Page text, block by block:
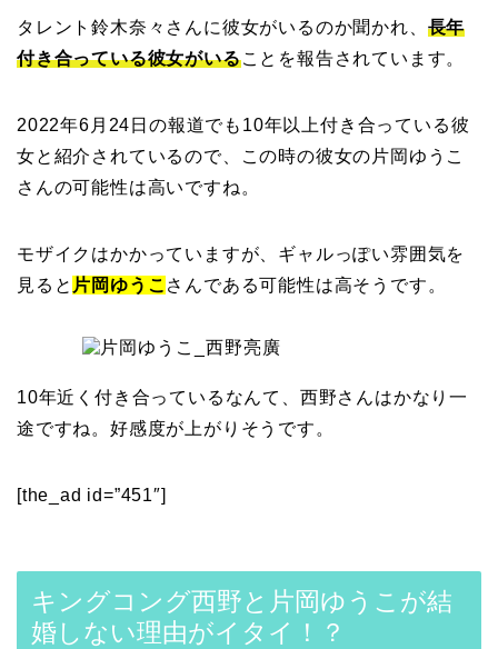
タレント鈴木奈々さんに彼女がいるのか聞かれ、 長年
付き合っている彼女がいることを報告されています。
2022年6月24日の報道でも10年以上付き合っている彼
女と紹介されているので、この時の彼女の片岡ゆうこ
さんの可能性は高いですね。
モザイクはかかっていますが、ギャルっぽい雰囲気を
見ると 片岡ゆうこ さんである可能性は高そうです。
10年近く付き合っているなんて、西野さんはかなり一
途ですね。好感度が上がりそうです。
[the_ad id=”451″]
キングコング西野と片岡ゆうこが結
婚しない理由がイタイ！？